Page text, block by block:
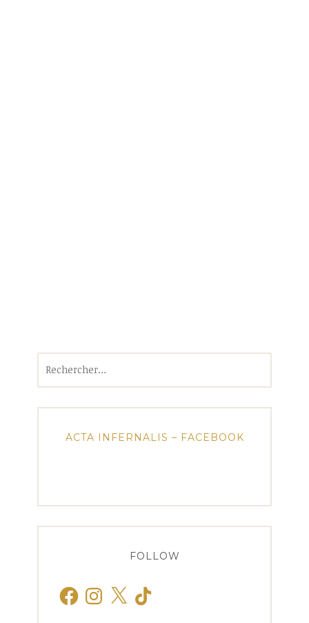
ACTA INFERNALIS – FACEBOOK
FOLLOW
FacebookInstagram
X TikTok